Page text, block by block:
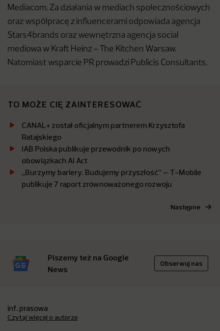
Mediacom. Za działania w mediach społecznościowych
oraz współpracę z influencerami odpowiada agencja
Stars4brands oraz wewnętrzna agencja social
mediowa w Kraft Heinz – The Kitchen Warsaw.
Natomiast wsparcie PR prowadzi Publicis Consultants.
TO MOŻE CIĘ ZAINTERESOWAĆ
CANAL+ został oficjalnym partnerem Krzysztofa
Ratajskiego
IAB Polska publikuje przewodnik po nowych
obowiązkach AI Act
„Burzymy bariery. Budujemy przyszłość” – T-Mobile
publikuje 7 raport zrównoważonego rozwoju
Następne
Piszemy też na Google
News
Obserwuj nas
inf. prasowa
Czytaj więcej o autorze